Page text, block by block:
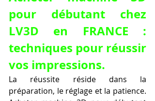
pour débutant chez
LV3D en FRANCE :
techniques pour réussir
vos impressions.
La réussite réside dans la
préparation, le réglage et la patience.